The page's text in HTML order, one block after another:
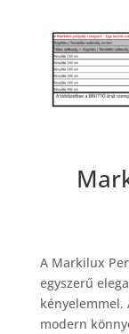
A Markilux
egyszerű
kényelemmel.
modern